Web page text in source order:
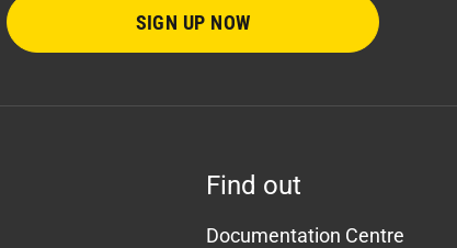
SIGN UP NOW
Find out
Documentation Centre